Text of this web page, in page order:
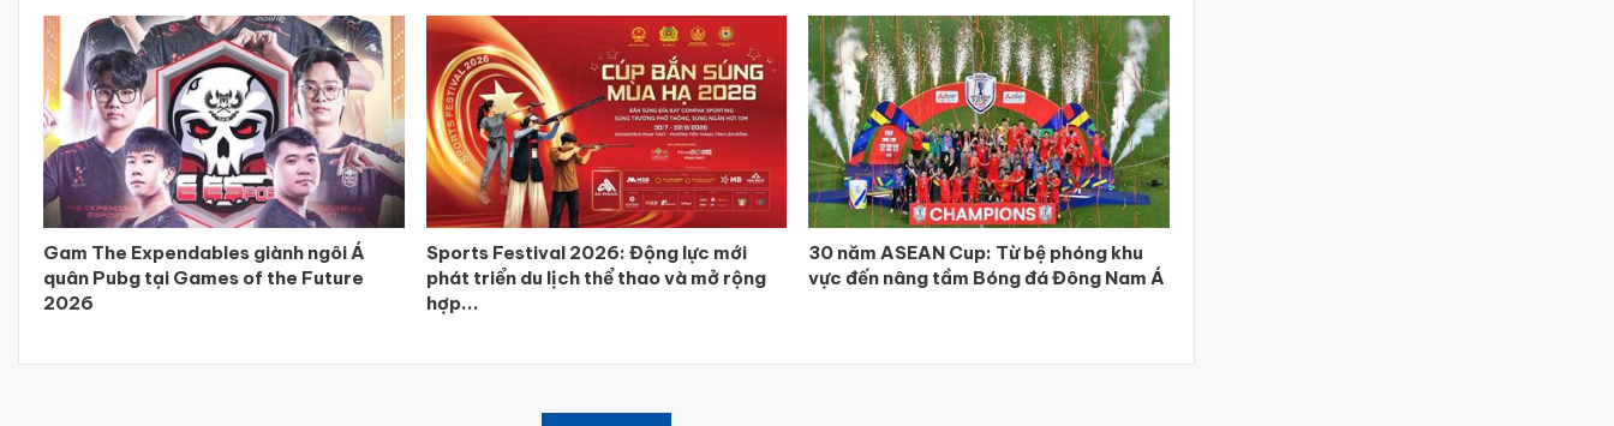
Gam The Expendables giành ngôi Á
quân Pubg tại Games of the Future
2026
Sports Festival 2026: Động lực mới
phát triển du lịch thể thao và mở rộng
hợp...
30 năm ASEAN Cup: Từ bệ phóng khu
vực đến nâng tầm Bóng đá Đông Nam Á